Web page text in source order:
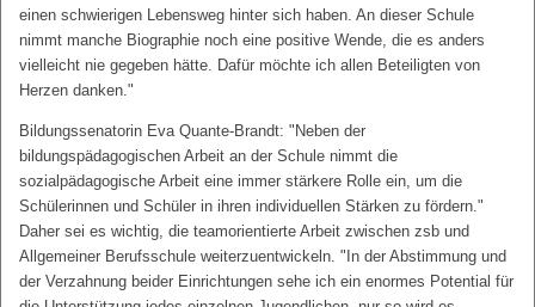
einen schwierigen Lebensweg hinter sich haben. An dieser Schule
nimmt manche Biographie noch eine positive Wende, die es anders
vielleicht nie gegeben hätte. Dafür möchte ich allen Beteiligten von
Herzen danken."
Bildungssenatorin Eva Quante-Brandt: "Neben der
bildungspädagogischen Arbeit an der Schule nimmt die
sozialpädagogische Arbeit eine immer stärkere Rolle ein, um die
Schülerinnen und Schüler in ihren individuellen Stärken zu fördern."
Daher sei es wichtig, die teamorientierte Arbeit zwischen zsb und
Allgemeiner Berufsschule weiterzuentwickeln. "In der Abstimmung und
der Verzahnung beider Einrichtungen sehe ich ein enormes Potential für